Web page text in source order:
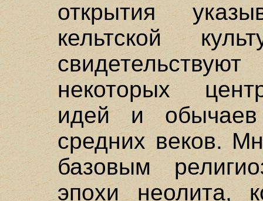
открытия
кельтской
некоторых
идей и
средних веков.
базовым
эпохи неолита,